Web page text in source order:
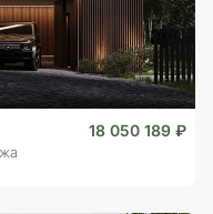
18 050 189 ₽